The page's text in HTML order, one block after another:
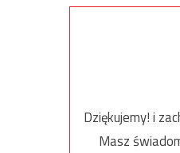
Dziękujemy! i
Masz